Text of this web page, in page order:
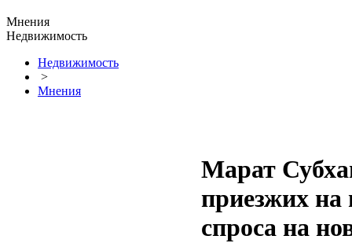
Мнения
Недвижимость
Недвижимость
>
Мнения
Марат
приезжих на
спроса на